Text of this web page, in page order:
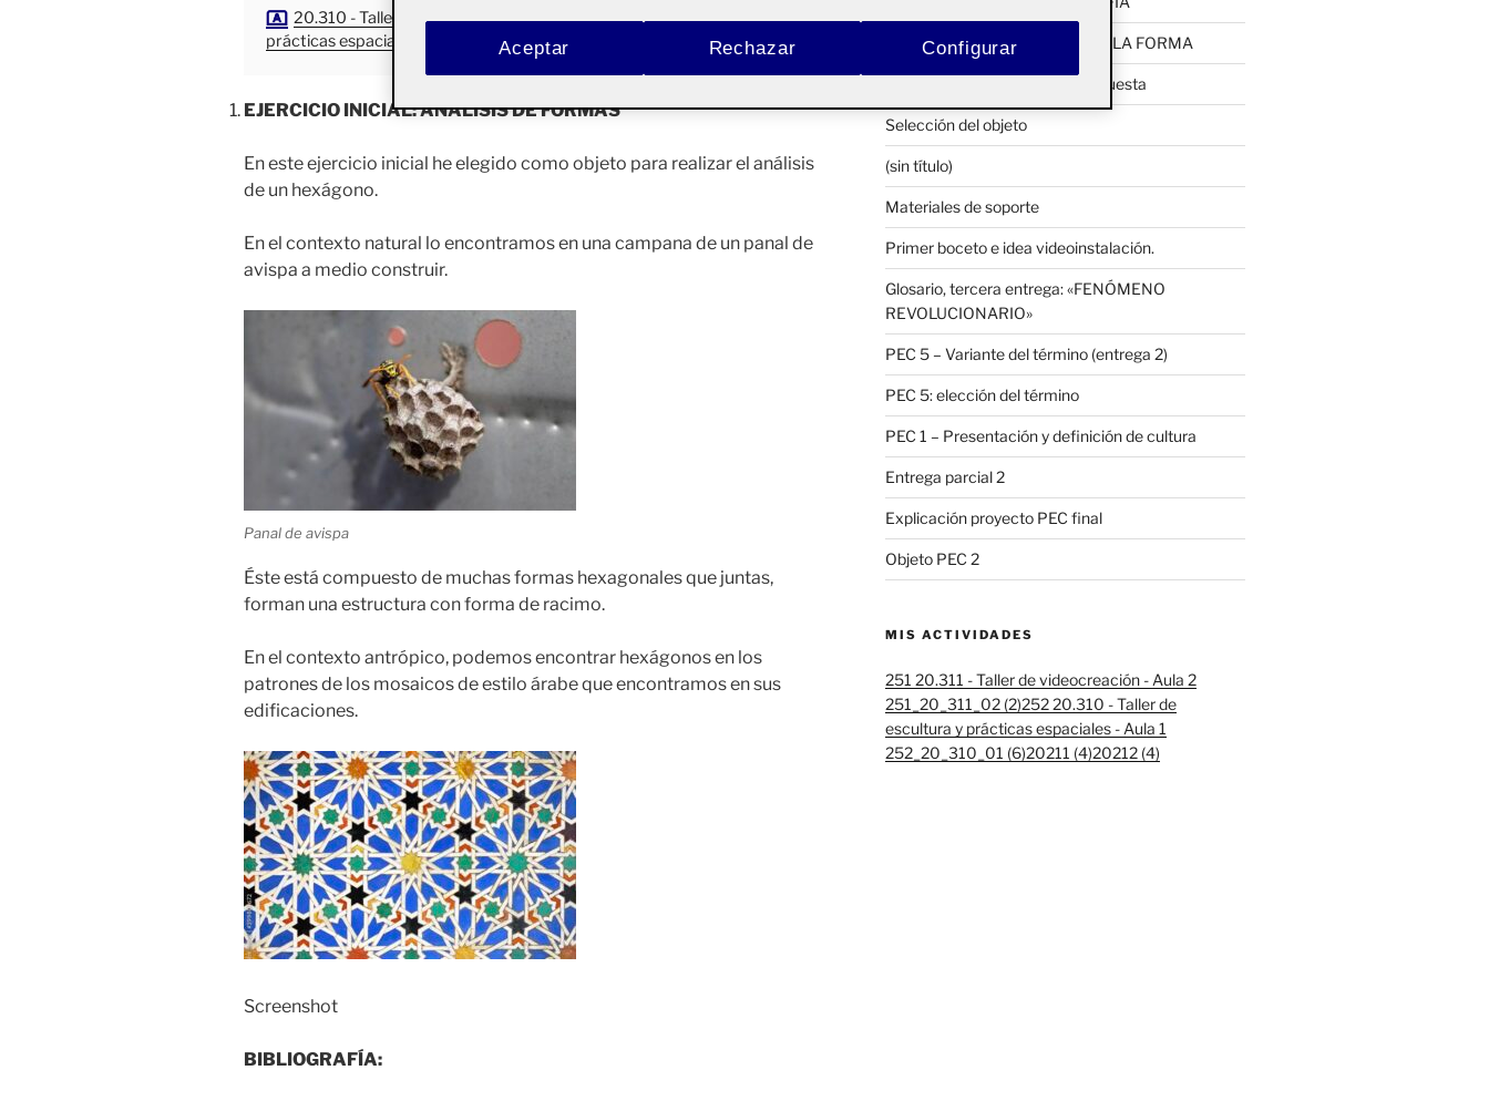
20.310 - Taller de escultura y
prácticas espaciales - Aula 1
Pública
EJERCICIO INICIAL: ANÁLISIS DE FORMAS
En este ejercicio inicial he elegido como objeto para realizar el análisis
de un hexágono.
En el contexto natural lo encontramos en una campana de un panal de
avispa a medio construir.
Panal de avispa
Éste está compuesto de muchas formas hexagonales que juntas,
forman una estructura con forma de racimo.
En el contexto antrópico, podemos encontrar hexágonos en los
patrones de los mosaicos de estilo árabe que encontramos en sus
edificaciones.
Screenshot
BIBLIOGRAFÍA:
RETO 3 – LA EMERGENCIA DE LA FORMA
Habitación propia, primera propuesta
Selección del objeto
(sin título)
Materiales de soporte
Primer boceto e idea videoinstalación.
Glosario, tercera entrega: «FENÓMENO
REVOLUCIONARIO»
PEC 5 – Variante del término (entrega 2)
PEC 5: elección del término
PEC 1 – Presentación y definición de cultura
Entrega parcial 2
Explicación proyecto PEC final
Objeto PEC 2
MIS ACTIVIDADES
251 20.311 - Taller de videocreación - Aula 2
251_20_311_02 (2)252 20.310 - Taller de
escultura y prácticas espaciales - Aula 1
252_20_310_01 (6)20211 (4)20212 (4)
Rechazar
Aceptar Configurar